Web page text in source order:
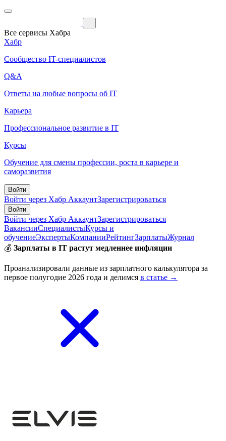
Все сервисы Хабра
Хабр
Сообщество IT-специалистов
Q&A
Ответы на любые вопросы об IT
Карьера
Профессиональное развитие в IT
Курсы
Обучение для смены профессии, роста в карьере и
саморазвития
Войти
Войти через Хабр АккаунтЗарегистрироваться
Войти
Войти через Хабр АккаунтЗарегистрироваться
ВакансииСпециалистыКурсы и
обучениеЭкспертыКомпанииРейтингЗарплатыЖурнал
💰 Зарплаты в IT растут медленнее инфляции
Проанализировали данные из зарплатного калькулятора за
первое полугодие 2026 года и делимся в статье →